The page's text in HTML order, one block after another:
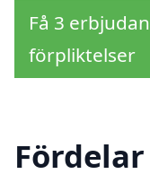
Få 3
förpliktelser